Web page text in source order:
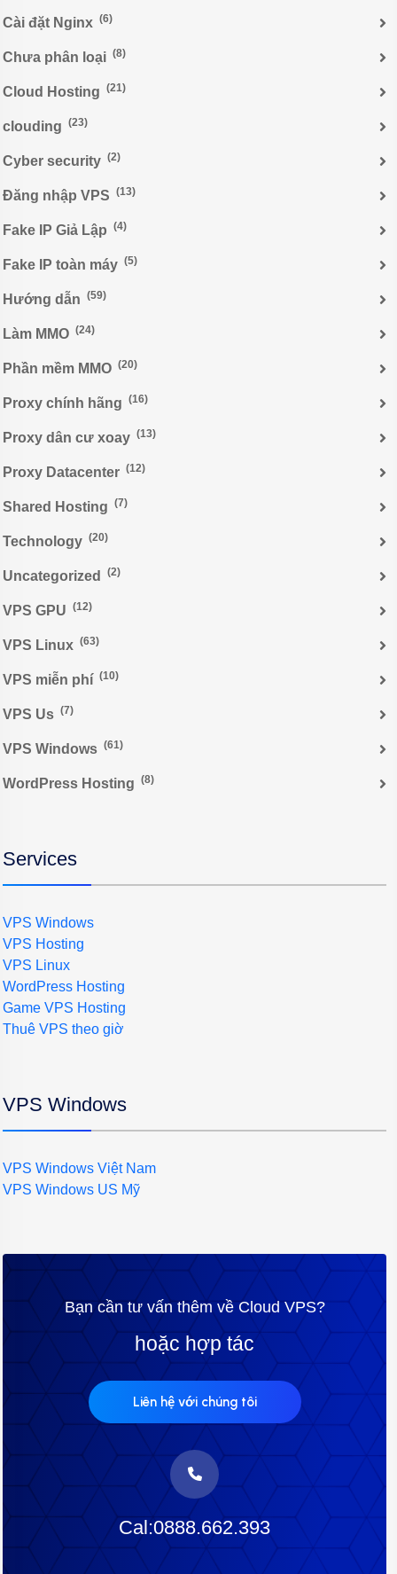
Cài đặt Nginx (6)
Chưa phân loại (8)
Cloud Hosting (21)
clouding (23)
Cyber security (2)
Đăng nhập VPS (13)
Fake IP Giả Lập (4)
Fake IP toàn máy (5)
Hướng dẫn (59)
Làm MMO (24)
Phần mềm MMO (20)
Proxy chính hãng (16)
Proxy dân cư xoay (13)
Proxy Datacenter (12)
Shared Hosting (7)
Technology (20)
Uncategorized (2)
VPS GPU (12)
VPS Linux (63)
VPS miễn phí (10)
VPS Us (7)
VPS Windows (61)
WordPress Hosting (8)
Services
VPS Windows
VPS Hosting
VPS Linux
WordPress Hosting
Game VPS Hosting
Thuê VPS theo giờ
VPS Windows
VPS Windows Việt Nam
VPS Windows US Mỹ
Bạn cần tư vấn thêm về Cloud VPS?
hoặc hợp tác
Liên hệ với chúng tôi
Cal:0888.662.393